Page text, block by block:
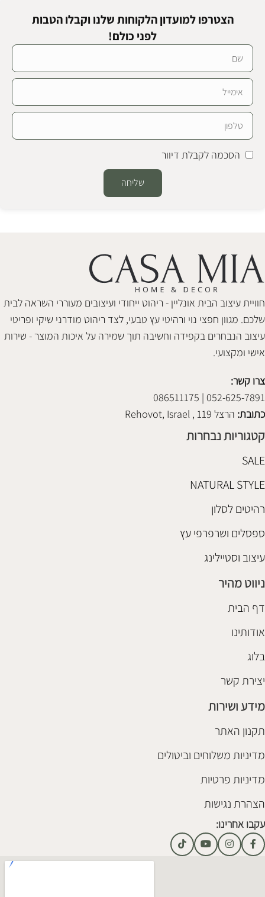
הצטרפו למועדון הלקוחות שלנו וקבלו הטבות
לפני כולם!
הסכמה לקבלת דיוור
שליחה
חוויית עיצוב הבית אונליין - ריהוט ייחודי ועיצובים מעוררי השראה לבית
שלכם. מגוון חפצי נוי ורהיטי עץ טבעי, לצד ריהוט מודרני שיקי ופריטי
עיצוב הנבחרים בקפידה וחשיבה תוך שמירה על איכות המוצר - שירות
אישי ומקצועי.
צרו קשר:
052-625-7891 | 086511175
כתובת: הרצל 119 , Rehovot, Israel
קטגוריות נבחרות
SALE
NATURAL STYLE
רהיטים לסלון
ספסלים ושרפרפי עץ
עיצוב וסטיילינג
ניווט מהיר
דף הבית
אודותינו
בלוג
יצירת קשר
מידע ושירות
תקנון האתר
מדיניות משלוחים וביטולים
מדיניות פרטיות
הצהרת נגישות
עקבו אחרינו: